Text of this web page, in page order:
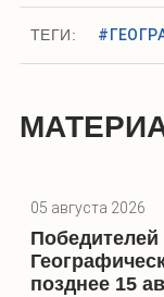
ТЕГИ:
05 августа 2026
Победителей
позднее 15